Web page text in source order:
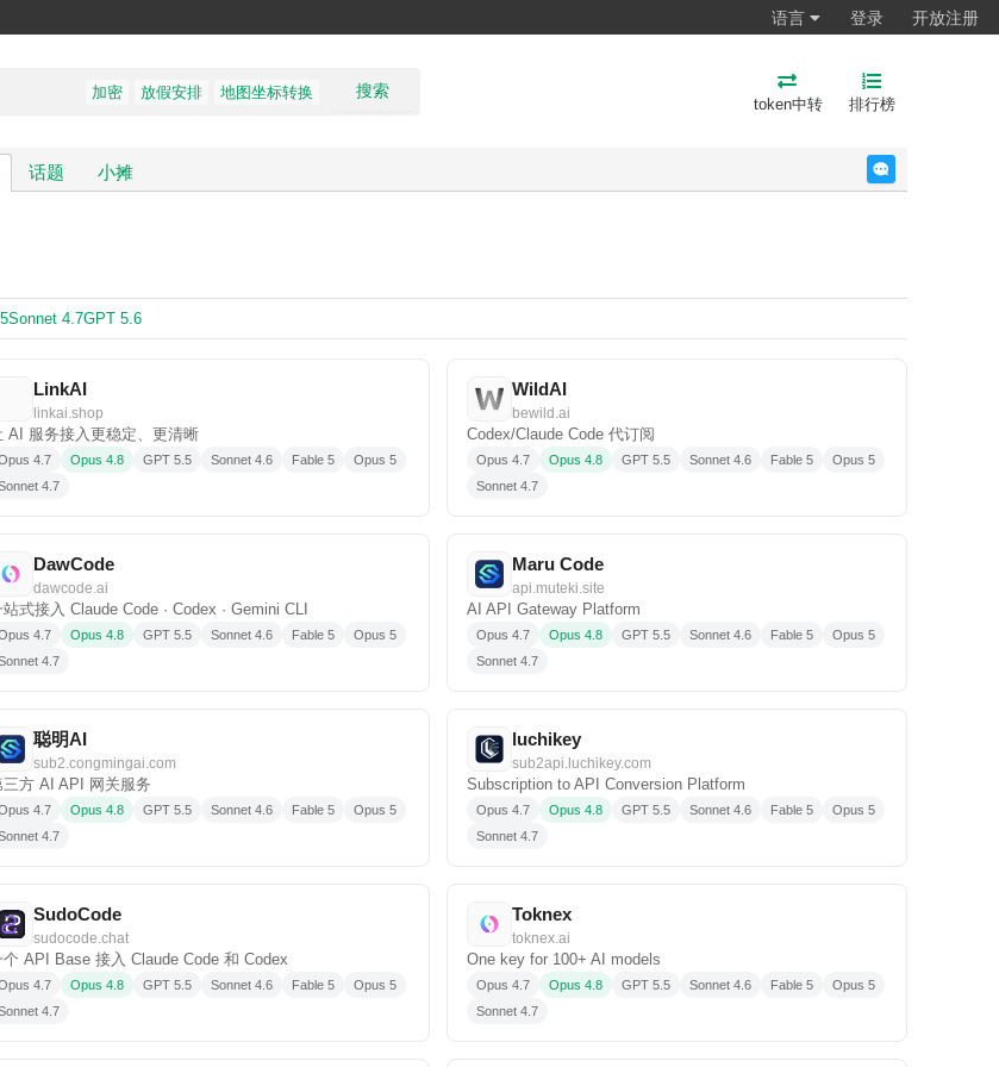
语言 登录 开放注册
搜索
加密 放假安排 地图坐标转换
token中转 排行榜
话题 小摊
Sonnet 4.7GPT 5.6
LinkAI
linkai.shop
AI 服务接入更稳定、更清晰
4.7 Opus 4.8 GPT 5.5 Sonnet 4.6 Fable 5
Opus 5
4.7
WildAI
bewild.ai
Codex/Claude Code 代订阅
Opus 4.7 Opus 4.8 GPT 5.5 Sonnet 4.6 Fable 5
Opus 5
Sonnet 4.7
DawCode
dawcode.ai
站式接入 Claude Code · Codex · Gemini CLI
4.7 Opus 4.8 GPT 5.5 Sonnet 4.6 Fable 5
Opus 5
4.7
Maru Code
api.muteki.site
AI API Gateway Platform
Opus 4.7 Opus 4.8 GPT 5.5 Sonnet 4.6 Fable 5
Opus 5
Sonnet 4.7
聪明AI
sub2.congmingai.com
三方 AI API 网关服务
4.7 Opus 4.8 GPT 5.5 Sonnet 4.6 Fable 5
Opus 5
4.7
luchikey
sub2api.luchikey.com
Subscription to API Conversion Platform
Opus 4.7 Opus 4.8 GPT 5.5 Sonnet 4.6 Fable 5
Opus 5
Sonnet 4.7
SudoCode
sudocode.chat
个 API Base 接入 Claude Code 和 Codex
4.7 Opus 4.8 GPT 5.5 Sonnet 4.6 Fable 5
Opus 5
4.7
Toknex
toknex.ai
One key for 100+ AI models
Opus 4.7 Opus 4.8 GPT 5.5 Sonnet 4.6 Fable 5
Opus 5
Sonnet 4.7